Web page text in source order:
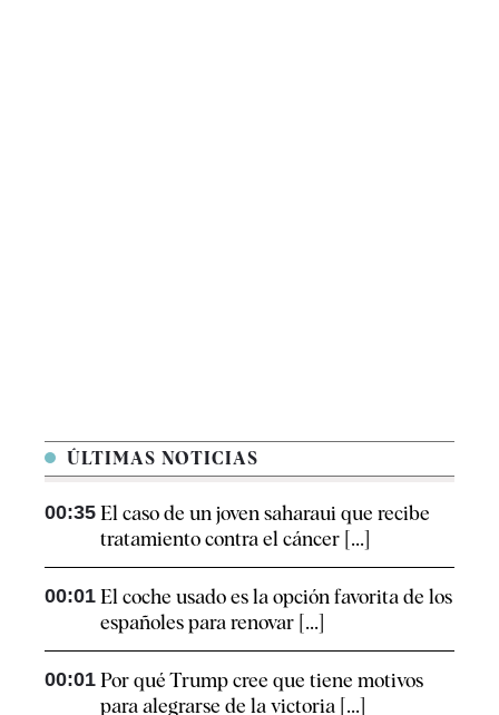
ÚLTIMAS NOTICIAS
00:35 El caso de un joven saharaui que recibe
tratamiento contra el cáncer [...]
00:01 El coche usado es la opción favorita de los
españoles para renovar [...]
00:01 Por qué Trump cree que tiene motivos
para alegrarse de la victoria [...]